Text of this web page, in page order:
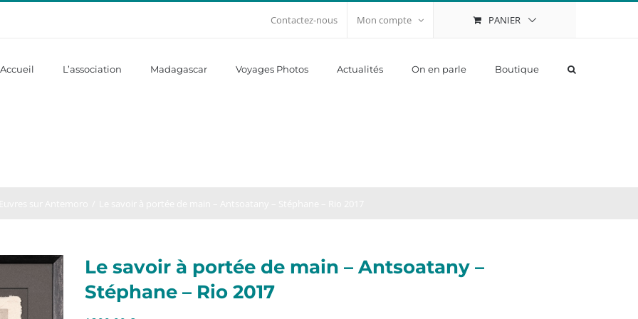
Contactez-nous Mon compte PANIER
Accueil L’association Madagascar Voyages Photos Actualités On en parle Boutique
Le savoir à portée de main – Antsoatany –
Stéphane – Rio 2017